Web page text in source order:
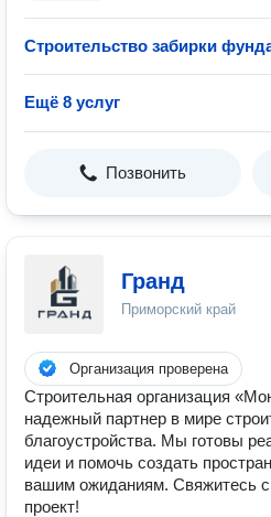
Строительство забирки
Ещё 8 услуг
Позвонить
Гранд
Приморский край
Организация проверена
Строительная организация
надежный партнер в мире
благоустройства. Мы готовы
идеи и помочь создать
вашим ожиданиям. Свяжитесь
проект!